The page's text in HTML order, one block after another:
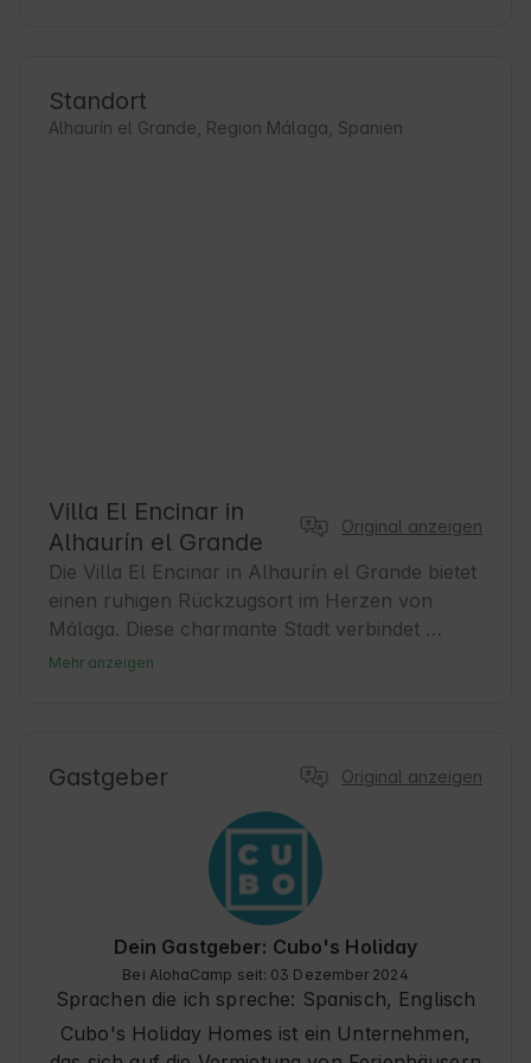
Standort
Alhaurín el Grande, Region Málaga, Spanien
Villa El Encinar in
Alhaurín el Grande
Original anzeigen
Die Villa El Encinar in Alhaurín el Grande bietet
einen ruhigen Rückzugsort im Herzen von
Málaga. Diese charmante Stadt verbindet
Geschichte und Natur, ideal für alle, die eine
und seine Traditionen, ideal für Reisende, die die
können die Gäste durch geschichtsträchtige
Straßen spazieren und die typische
andalusische Gastronomie entdecken. Darüber
hinaus ist die Villa ein idealer Ausgangspunkt
für Ausflüge in die Natur und kulturelle
Besichtigungen in der näheren Umgebung. 🍃
Mehr anzeigen
Gastgeber Original anzeigen
Dein Gastgeber: Cubo's Holiday
Bei AlohaCamp seit: 03 Dezember 2024
Sprachen die ich spreche: Spanisch, Englisch
Cubo's Holiday Homes ist ein Unternehmen,